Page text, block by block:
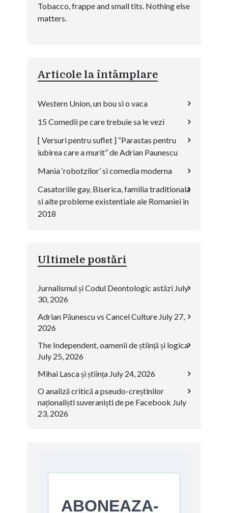
Tobacco, frappe and small tits. Nothing else
matters.
Articole la întâmplare
Western Union, un bou si o vaca
15 Comedii pe care trebuie sa le vezi
[ Versuri pentru suflet ] “Parastas pentru
iubirea care a murit” de Adrian Paunescu
Mania ‘robotzilor’ si comedia moderna
Casatoriile gay, Biserica, familia traditionala
si alte probleme existentiale ale Romaniei in
2018
Ultimele postări
Jurnalismul și Codul Deontologic astăzi July
30, 2026
Adrian Păunescu vs Cancel Culture July 27,
2026
The Independent, oamenii de știință și logica
July 25, 2026
Mihai Lasca și știința July 24, 2026
O analiză critică a pseudo-creștinilor
naționaliști suveraniști de pe Facebook July
23, 2026